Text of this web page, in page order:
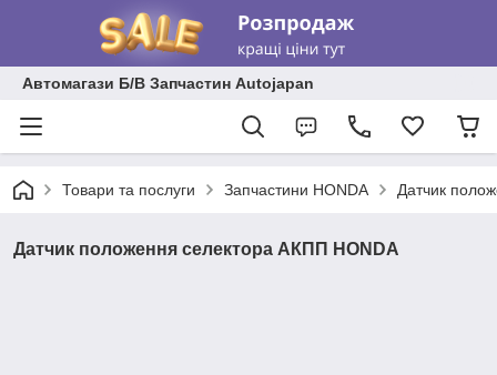
Автомагази Б/В Запчастин Autojapan
Товари та послуги Запчастини HONDA Датчик
Датчик положення селектора АКПП HONDA